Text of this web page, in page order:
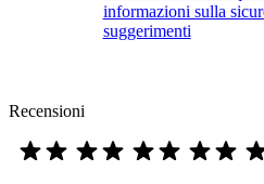
informazioni sulla
suggerimenti
Recensioni